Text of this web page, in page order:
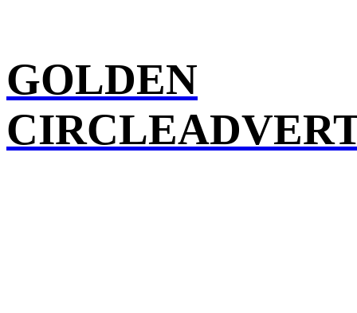
GOLDEN